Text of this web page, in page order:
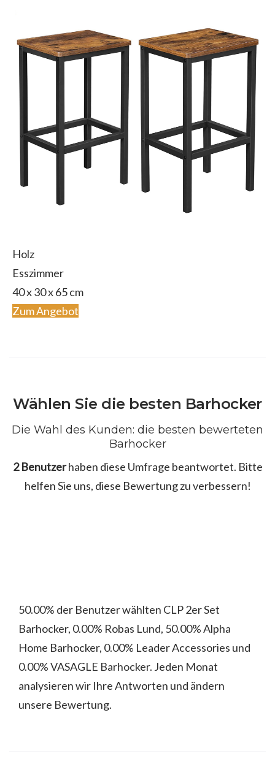
Holz
Esszimmer
40 x 30 x 65 cm
Zum Angebot
Wählen Sie die besten Barhocker
Die Wahl des Kunden: die besten bewerteten
Barhocker
2 Benutzerhaben diese Umfrage beantwortet. Bitte
helfen Sie uns, diese Bewertung zu verbessern!
50.00% der Benutzer wählten CLP 2er Set
Barhocker, 0.00% Robas Lund, 50.00% Alpha
Home Barhocker, 0.00% Leader Accessories und
0.00% VASAGLE Barhocker. Jeden Monat
analysieren wir Ihre Antworten und ändern
unsere Bewertung.